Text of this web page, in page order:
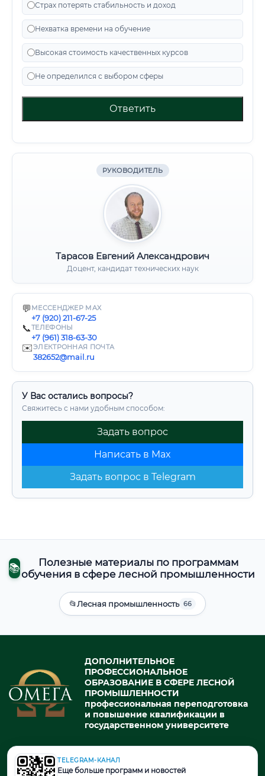
Страх потерять стабильность и доход
Нехватка времени на обучение
Высокая стоимость качественных курсов
Не определился с выбором сферы
Ответить
РУКОВОДИТЕЛЬ
Тарасов Евгений Александрович
Доцент, кандидат технических наук
💬 МЕССЕНДЖЕР MAX
+7 (920) 211-67-25
📞ТЕЛЕФОНЫ
+7 (961) 318-63-30
✉️ЭЛЕКТРОННАЯ ПОЧТА
382652@mail.ru
У Вас остались вопросы?
Свяжитесь с нами удобным способом:
Задать вопрос
Написать в Max
Задать вопрос в Telegram
📚
Полезные материалы по программам
обучения в сфере лесной промышленности
📂Лесная промышленность 66
ДОПОЛНИТЕЛЬНОЕ
ПРОФЕССИОНАЛЬНОЕ
ОБРАЗОВАНИЕ В СФЕРЕ ЛЕСНОЙ
ПРОМЫШЛЕННОСТИ
профессиональная переподготовка
и повышение квалификации в
государственном университете
© 2026. При использовании материалов портала активная ссылка
TELEGRAM-КАНАЛ
Еще больше программ и новостей